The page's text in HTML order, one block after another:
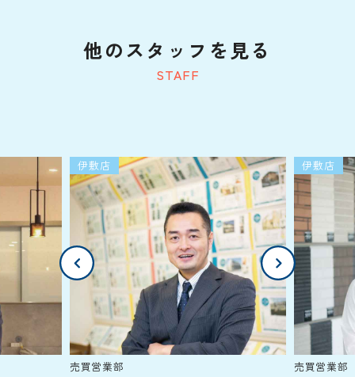
STAFF
他のスタッフを見る
伊敷店
売買営業部
伊敷店
売買営業部